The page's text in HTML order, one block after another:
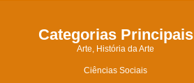
Categorias Principais
Arte, História da Arte
Ciências Sociais